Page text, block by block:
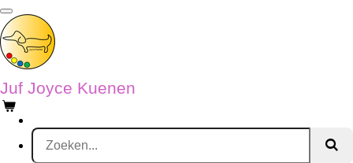
Ga
direct
naar
de
hoofdinhoud
Juf Joyce Kuenen